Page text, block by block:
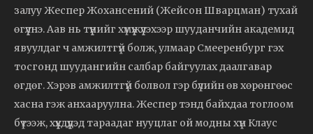
залуу Жеспер Жохансений (Жейсон Шварцман) тухай
өгүүлнэ. Аав нь түүнийг хүмүүжүүлэхээр шууданчийн академид
явуулдаг ч амжилтгүй болж, улмаар Смееренбург гэх
тосгонд шуудангийн салбар байгуулах даалгавар
өгдөг. Хэрэв амжилтгүй болвол гэр бүлийн өв хөрөнгөөс
хасна гэж анхааруулна. Жеспер тэнд байхдаа тоглоом
бүтээж, хүүхдүүдэд тараадаг нууцлаг ой модны хүн Клаус